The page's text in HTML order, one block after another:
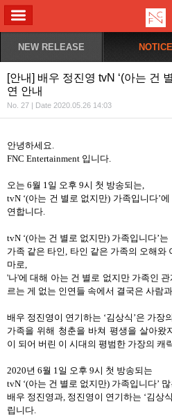
NEW RELEASE NOTICE
[안내] 배우 정진영 tvN ‘(아는 건
연 안내
No. 27 | Date 2020.05.26 14:03
안녕하세요.
FNC Entertainment 입니다.
오는 6월 1일 오후 9시 첫 방송되는,
tvN ‘(아는 건 별로 없지만) 가족입니다’에
연합니다.
tvN ‘(아는 건 별로 없지만) 가족입니다’는
가족 같은 타인, 타인 같은 가족의 오해와
마로,
'나'에 대해 아는 건 별로 없지만 가족인 관
르는 게 없는 인연들 속에서 결국은 사람
배우 정진영이 연기하는 ‘김상식 ’은 가장
가족을 위해 청춘을 바쳐 평생을 살아왔
이 되어 버린 이 시대의 평범한 가장의 캐
2020년 6월 1일 오후 9시 첫 방송되는
tvN ‘(아는 건 별로 없지만) 가족입니다’
배우 정진영과, 정진영이 연기하는 ‘김상식
립니다.